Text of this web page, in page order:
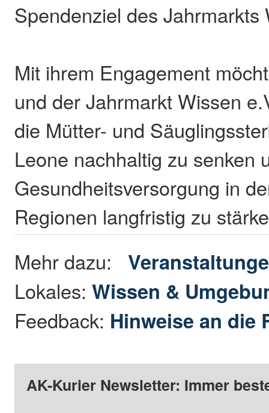
Spendenziel des Jahrmarkts
Mit ihrem Engagement
und der Jahrmarkt Wissen
die Mütter- und
Leone nachhaltig zu senken
Gesundheitsversorgung in
Regionen langfristig zu
Mehr dazu:
Lokales:Wissen &
Feedback: Hinweise an die
AK-Kurier Newsletter: Immer